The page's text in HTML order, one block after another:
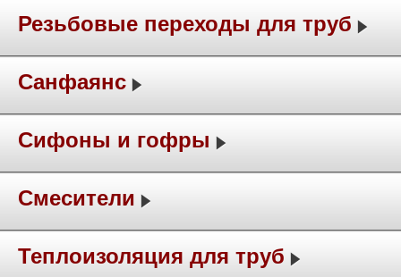
Резьбовые переходы для труб
Санфаянс
Сифоны и гофры
Смесители
Теплоизоляция для труб